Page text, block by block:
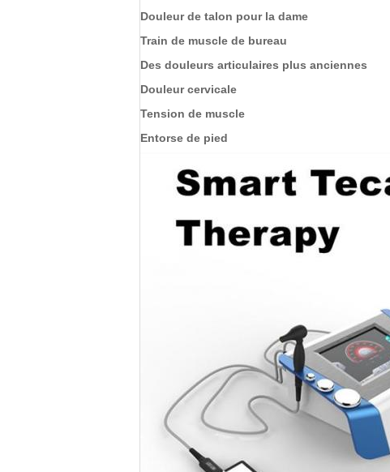
Douleur de talon pour la dame
Train de muscle de bureau
Des douleurs articulaires plus anciennes
Douleur cervicale
Tension de muscle
Entorse de pied